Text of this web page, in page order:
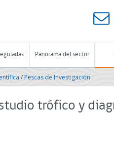
Panorama del sector
/Pescas de Investigación
trófico y